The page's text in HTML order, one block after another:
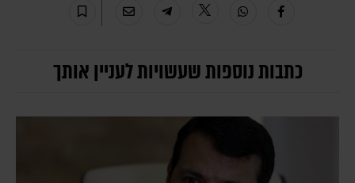
כתבות נוספות שעשויות לעניין אותך